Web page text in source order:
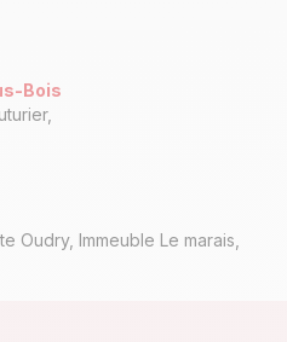
Bois
Oudry, Immeuble Le marais,